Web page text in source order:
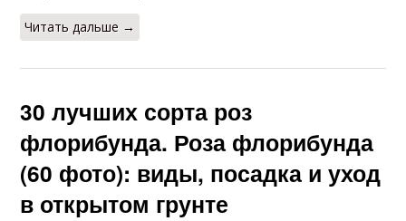
Читать дальше →
30 лучших сорта роз
флорибунда. Роза флорибунда
(60 фото): виды, посадка и уход
в открытом грунте